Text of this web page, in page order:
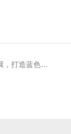
造蓝色领导力